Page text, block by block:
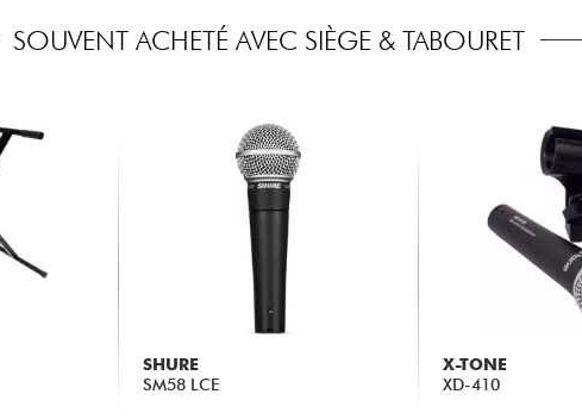
SOUVENT ACHETÉ AVEC SIÈGE & TABOURET
SHURE
SM58 LCE
X-TONE
XD-410